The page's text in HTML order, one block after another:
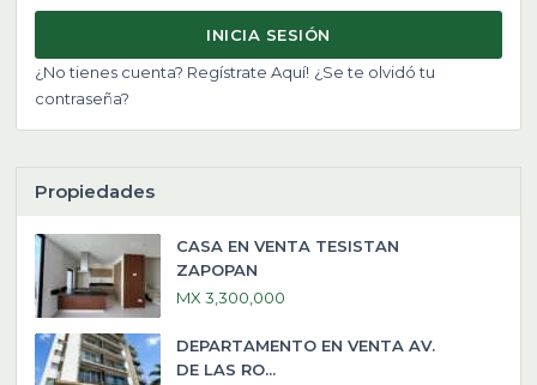
INICIA SESIÓN
¿No tienes cuenta? Regístrate Aquí! ¿Se te olvidó tu
contraseña?
Propiedades
CASA EN VENTA TESISTAN
ZAPOPAN
MX 3,300,000
DEPARTAMENTO EN VENTA AV.
DE LAS RO...